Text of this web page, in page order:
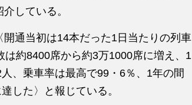
している。
通当初は14本だった1日当たりの列車
約8400席から約3万1000席に増え、1
、乗車率は最高で99・6％、1年の間
した〉と報じている。